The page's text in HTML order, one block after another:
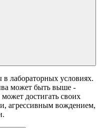
в лабораторных условиях.
может быть выше -
достигать своих
агрессивным вождением,